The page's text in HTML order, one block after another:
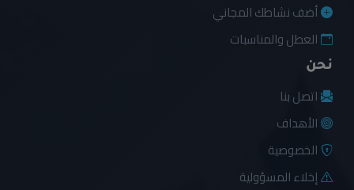
أضف نشاطك المجاني
العطل والمناسبات
نحن
اتصل بنا
الأهداف
الخصوصية
إخلاء المسؤولية